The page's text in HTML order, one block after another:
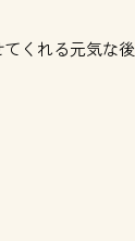
くれる元気な後